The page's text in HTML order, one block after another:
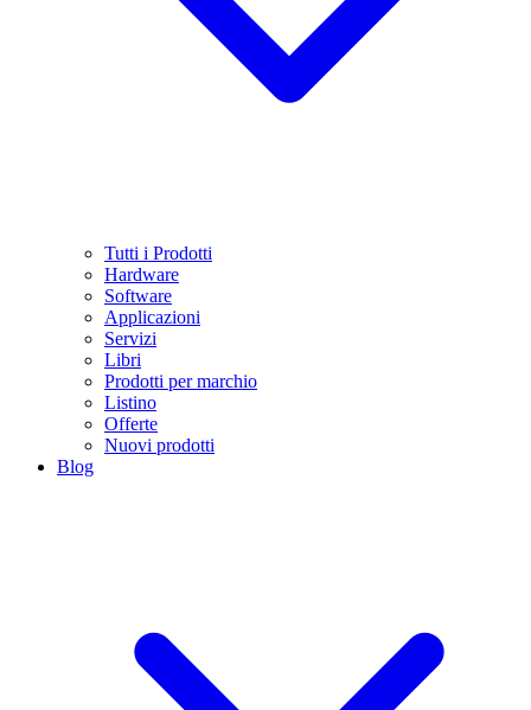
Tutti i Prodotti
Hardware
Software
Applicazioni
Servizi
Libri
Prodotti per marchio
Listino
Offerte
Nuovi prodotti
Blog